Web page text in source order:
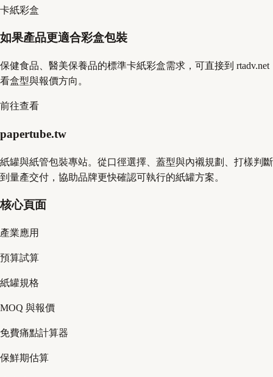
卡紙彩盒
如果產品更適合彩盒包裝
保健食品、醫美保養品的標準卡紙彩盒需求，可直接到 rtadv.net
看盒型與報價方向。
前往查看
papertube.tw
紙罐與紙管包裝專站。從口徑選擇、蓋型與內襯規劃、打樣判斷
到量產交付，協助品牌更快確認可執行的紙罐方案。
核心頁面
產業應用
預算試算
紙罐規格
MOQ 與報價
免費痛點計算器
保鮮期估算